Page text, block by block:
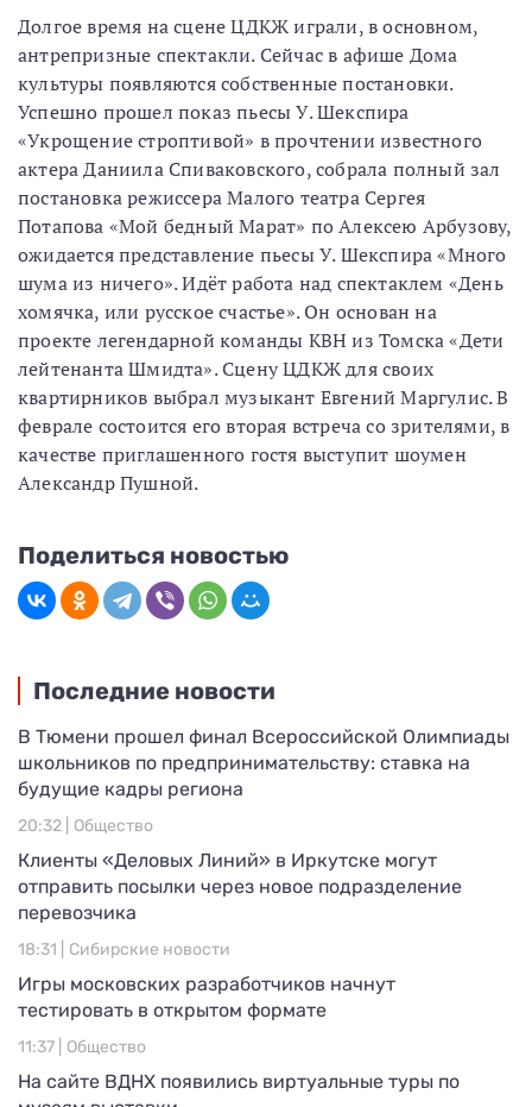
Долгое время на сцене ЦДКЖ играли, в основном,
антрепризные спектакли. Сейчас в афише Дома
культуры появляются собственные постановки.
Успешно прошел показ пьесы У. Шекспира
«Укрощение строптивой» в прочтении известного
актера Даниила Спиваковского, собрала полный зал
постановка режиссера Малого театра Сергея
Потапова «Мой бедный Марат» по Алексею Арбузову,
ожидается представление пьесы У. Шекспира «Много
шума из ничего». Идёт работа над спектаклем «День
хомячка, или русское счастье». Он основан на
проекте легендарной команды КВН из Томска «Дети
лейтенанта Шмидта». Сцену ЦДКЖ для своих
квартирников выбрал музыкант Евгений Маргулис. В
феврале состоится его вторая встреча со зрителями, в
качестве приглашенного гостя выступит шоумен
Александр Пушной.
Поделиться новостью
Последние новости
В Тюмени прошел финал Всероссийской Олимпиады
школьников по предпринимательству: ставка на
будущие кадры региона
20:32 | Общество
Клиенты «Деловых Линий» в Иркутске могут
отправить посылки через новое подразделение
перевозчика
18:31 | Сибирские новости
Игры московских разработчиков начнут
тестировать в открытом формате
11:37 | Общество
На сайте ВДНХ появились виртуальные туры по